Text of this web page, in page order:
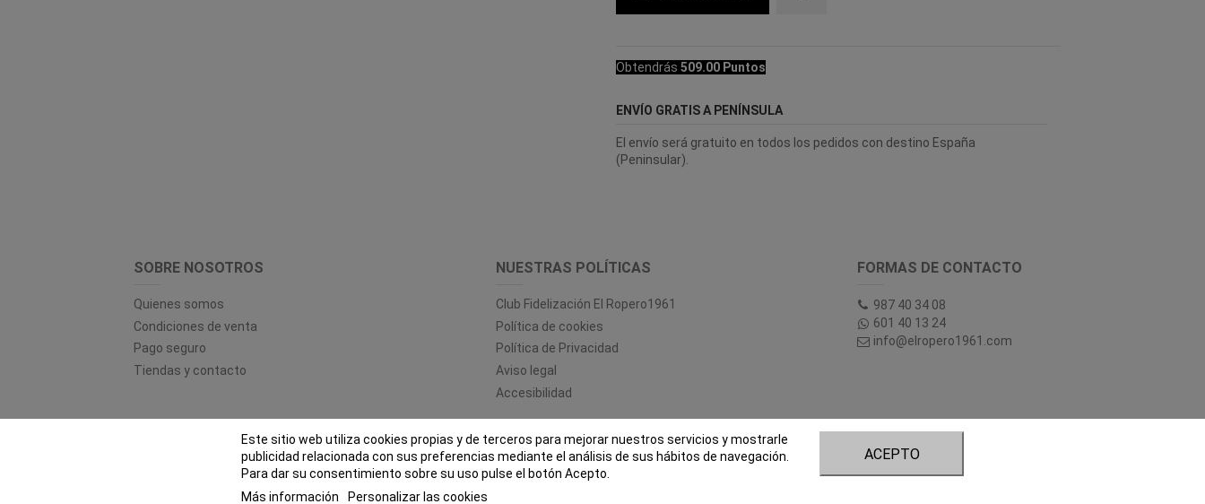
Obtendrás 509.00 Puntos
ENVÍO GRATIS A PENÍNSULA
El envío será gratuito en todos los pedidos con destino España
(Peninsular).
SOBRE NOSOTROS
Quienes somos
Condiciones de venta
Pago seguro
Tiendas y contacto
NUESTRAS POLÍTICAS
Club Fidelización El Ropero1961
Política de cookies
Política de Privacidad
Aviso legal
Accesibilidad
FORMAS DE CONTACTO
987 40 34 08
601 40 13 24
info@elropero1961.com
Este sitio web utiliza cookies propias y de terceros para mejorar nuestros servicios y mostrarle
publicidad relacionada con sus preferencias mediante el análisis de sus hábitos de navegación.
Para dar su consentimiento sobre su uso pulse el botón Acepto.
Más información
Personalizar las cookies
ACEPTO
© EL ROPERO 1961 - Todos los derechos reservados - Powered bybytefactory